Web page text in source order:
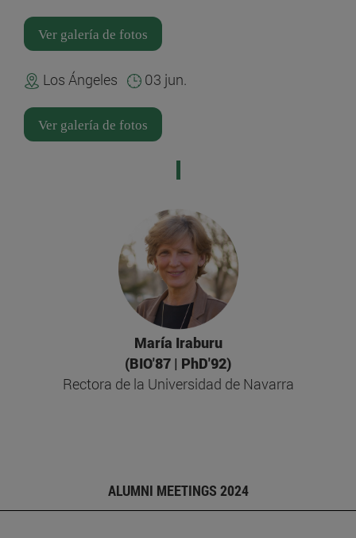
Ver galería de fotos
Los Ángeles 03 jun.
Ver galería de fotos
María Iraburu
(BIO'87 | PhD'92)
Rectora de la Universidad de Navarra
ALUMNI MEETINGS 2024